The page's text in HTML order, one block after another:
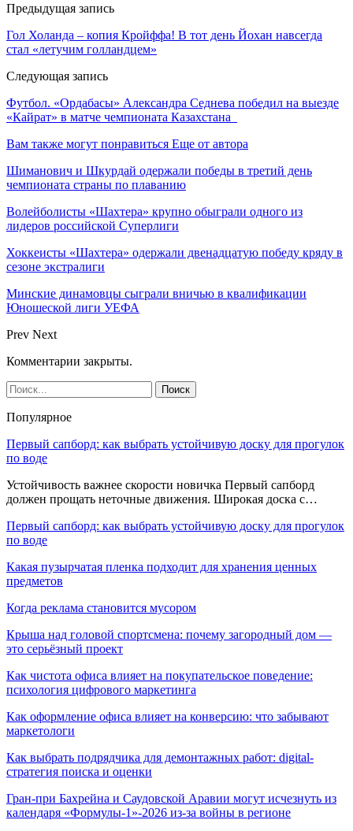
Предыдущая запись
Гол Холанда – копия Кройффа! В тот день Йохан навсегда
стал «летучим голландцем»
Следующая запись
Футбол. «Ордабасы» Александра Седнева победил на выезде
«Кайрат» в матче чемпионата Казахстана
Вам также могут понравиться Еще от автора
Шиманович и Шкурдай одержали победы в третий день
чемпионата страны по плаванию
Волейболисты «Шахтера» крупно обыграли одного из
лидеров российской Суперлиги
Хоккеисты «Шахтера» одержали двенадцатую победу кряду в
сезоне экстралиги
Минские динамовцы сыграли вничью в квалификации
Юношеской лиги УЕФА
Prev Next
Комментарии закрыты.
Популярное
Первый сапборд: как выбрать устойчивую доску для прогулок
по воде
Устойчивость важнее скорости новичка Первый сапборд
должен прощать неточные движения. Широкая доска с…
Первый сапборд: как выбрать устойчивую доску для прогулок
по воде
Какая пузырчатая пленка подходит для хранения ценных
предметов
Когда реклама становится мусором
Крыша над головой спортсмена: почему загородный дом —
это серьёзный проект
Как чистота офиса влияет на покупательское поведение:
психология цифрового маркетинга
Как оформление офиса влияет на конверсию: что забывают
маркетологи
Как выбрать подрядчика для демонтажных работ: digital-
стратегия поиска и оценки
Гран-при Бахрейна и Саудовской Аравии могут исчезнуть из
календаря «Формулы-1»-2026 из-за войны в регионе